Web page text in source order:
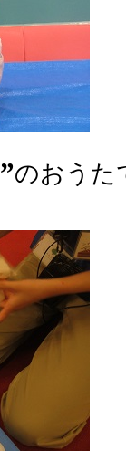
”のおうた